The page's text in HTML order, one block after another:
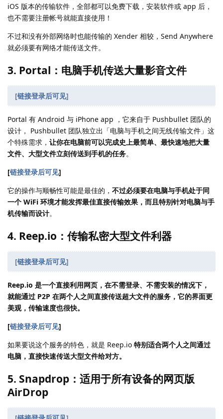
iOS 版本的传输软件，全部都可以免费下载，安装软件或 app 后，
也不需要注册帐号就能直接使用！
不过和没有外部网络时也能传输的 Xender 相较，Send Anywhere
就必须要有网络才能传送文件。
3. Portal：电脑手机传送大量影音文件
[链接登录后可见]
Portal 有 Android 与 iPhone app ，它来自于 Pushbullet 团队的
设计， Pushbullet 团队独立出「电脑与手机之间无线传输文件」这
个特殊需求， 让你在电脑前可以完成史上最简单、最快速地把大量
文件、大型文件立刻传送到手机的任务。
[链接登录后可见]
它的操作与顺畅性可能是最佳的， 不过必须要在电脑与手机处于同
一个 WiFi 环境才能发挥最佳直接传输效果，而且特别针对电脑与手
机传输而设计。
4. Reep.io：传输私密大型文件利器
[链接登录后可见]
Reep.io 是一个直接利用网页，在不需登录、不需安装的情况下，
就能通过 P2P 在两个人之间直接传送超大文件的服务，它的界面更
美观，传输速度也很快。
[链接登录后可见]
如果要说这个服务的特色，就是 Reep.io 特别适合两个人之间通过
电脑，直接快速传送大型文件给对方。
5. Snapdrop：适用于所有设备的网页版
AirDrop